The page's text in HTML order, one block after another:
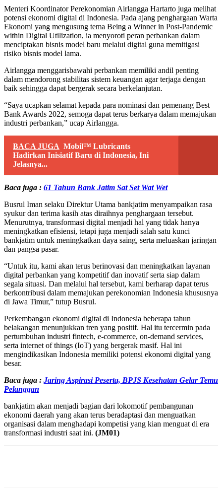
Menteri Koordinator Perekonomian Airlangga Hartarto juga melihat
potensi ekonomi digital di Indonesia. Pada ajang penghargaan Warta
Ekonomi yang mengusung tema Being a Winner in Post-Pandemic
within Digital Utilization, ia menyoroti peran perbankan dalam
menciptakan bisnis model baru melalui digital guna memitigasi
risiko bisnis model lama.
Airlangga menggarisbawahi perbankan memiliki andil penting
dalam mendorong stabilitas sistem keuangan agar terjaga dengan
baik sehingga dapat bergerak secara berkelanjutan.
“Saya ucapkan selamat kepada para nominasi dan pemenang Best
Bank Awards 2022, semoga dapat terus berkarya dalam memajukan
industri perbankan,” ucap Airlangga.
BACA JUGA Mobil™ Lubricants
Hadirkan Inisiatif Baru di Indonesia, Ini
Jelasnya...
Baca juga : 61 Tahun Bank Jatim Sat Set Wat Wet
Busrul Iman selaku Direktur Utama bankjatim menyampaikan rasa
syukur dan terima kasih atas diraihnya penghargaan tersebut.
Menurutnya, transformasi digital menjadi hal yang tidak hanya
meningkatkan efisiensi, tetapi juga menjadi salah satu kunci
bankjatim untuk meningkatkan daya saing, serta meluaskan jaringan
dan pangsa pasar.
“Untuk itu, kami akan terus berinovasi dan meningkatkan layanan
digital perbankan yang kompetitif dan inovatif serta siap dalam
segala situasi. Dan melalui hal tersebut, kami berharap dapat terus
berkontribusi dalam memajukan perekonomian Indonesia khususnya
di Jawa Timur,” tutup Busrul.
Perkembangan ekonomi digital di Indonesia beberapa tahun
belakangan menunjukkan tren yang positif. Hal itu tercermin pada
pertumbuhan industri fintech, e-commerce, on-demand services,
serta internet of things (IoT) yang bergerak masif. Hal ini
mengindikasikan Indonesia memiliki potensi ekonomi digital yang
besar.
Baca juga : Jaring Aspirasi Peserta, BPJS Kesehatan Gelar Temu
Pelanggan
bankjatim akan menjadi bagian dari lokomotif pembangunan
ekonomi daerah yang akan terus beradaptasi dan menguatkan
organisasi dalam menghadapi kompetisi yang kian menguat di era
transformasi industri saat ini. (JM01)